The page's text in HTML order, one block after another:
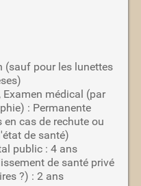
(sauf pour les lunettes
médical (par
: Permanente
cas de rechute ou
de santé)
public : 4 ans
de santé privé
?) : 2 ans